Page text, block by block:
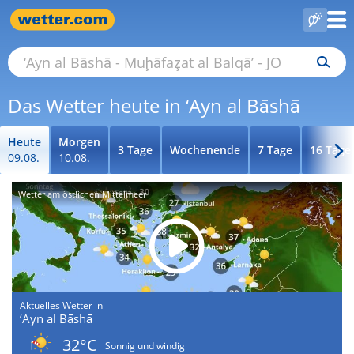
Das Wetter heute in ‘Ayn al Bāshā
Heute
09.08.
Morgen
10.08.
3 Tage Wochenende 7 Tage 16 Tage
Wetter am östlichen Mittelmeer
Aktuelles Wetter in
‘Ayn al Bāshā
32°C
Sonnig und windig